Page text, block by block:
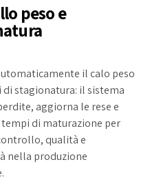
peso e
il calo peso
di stagionatura: il sistema
aggiorna le rese e
di maturazione per
qualità e
nella produzione